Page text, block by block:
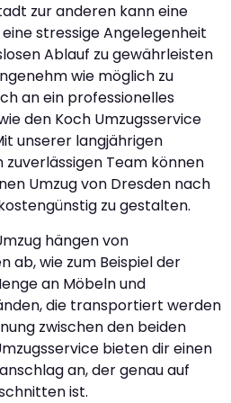
zur anderen kann eine
stressige Angelegenheit
Ablauf zu gewährleisten
wie möglich zu
an ein professionelles
den Koch Umzugsservice
unserer langjährigen
zuverlässigen Team können
Umzug von Dresden nach
zu gestalten.
hängen von
ab, wie zum Beispiel der
an Möbeln und
die transportiert werden
zwischen den beiden
bieten dir einen
an, der genau auf
ist.